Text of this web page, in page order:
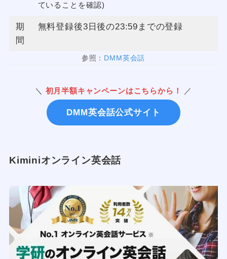
ていることを確認)
期
間
無料登録後3日後の23:59までの登録
参照： DMM英会話
＼ 初月半額キャンペーンはこちらから！ ／
DMM英会話公式サイト
Kiminiオンライン英会話